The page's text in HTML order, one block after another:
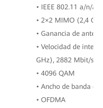
• IEEE 802.11 a/n/
• 2×2 MIMO (2,4
• Ganancia de
• Velocidad de
GHz), 2882 Mbit/s
• 4096 QAM
• Ancho de banda
• OFDMA